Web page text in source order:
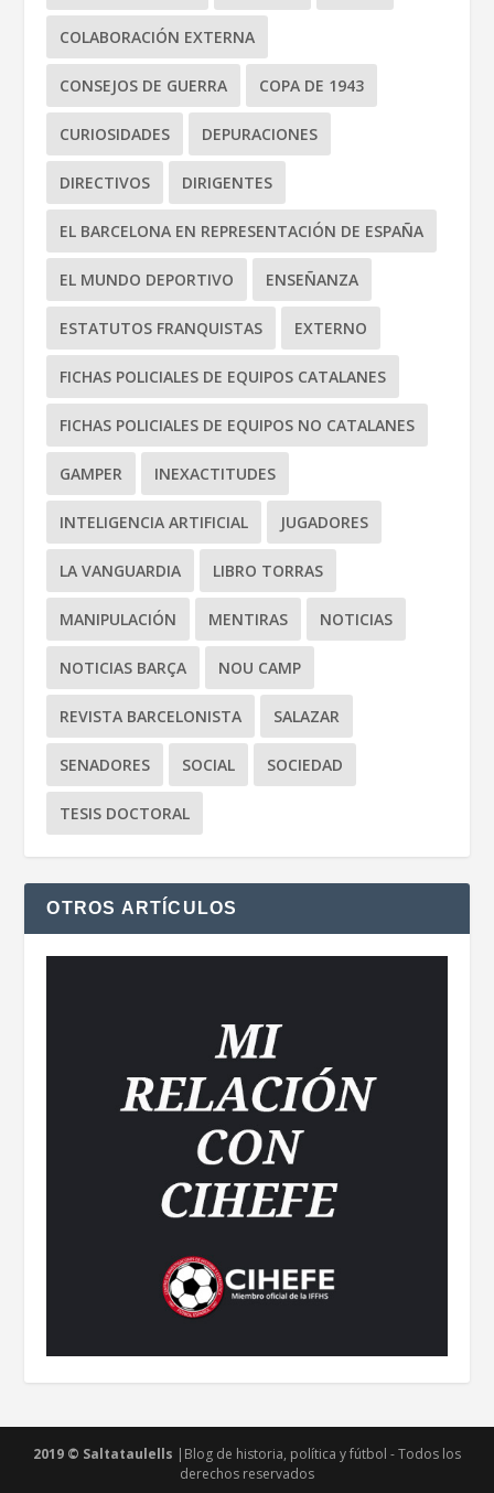
COLABORACIÓN EXTERNA
CONSEJOS DE GUERRA COPA DE 1943
CURIOSIDADES DEPURACIONES
DIRECTIVOS DIRIGENTES
EL BARCELONA EN REPRESENTACIÓN DE ESPAÑA
EL MUNDO DEPORTIVO ENSEÑANZA
ESTATUTOS FRANQUISTAS EXTERNO
FICHAS POLICIALES DE EQUIPOS CATALANES
FICHAS POLICIALES DE EQUIPOS NO CATALANES
GAMPER INEXACTITUDES
INTELIGENCIA ARTIFICIAL JUGADORES
LA VANGUARDIA LIBRO TORRAS
MANIPULACIÓN MENTIRAS NOTICIAS
NOTICIAS BARÇA NOU CAMP
REVISTA BARCELONISTA SALAZAR
SENADORES SOCIAL SOCIEDAD
TESIS DOCTORAL
OTROS ARTÍCULOS
2019 © Saltataulells |Blog de historia, política y fútbol - Todos los
derechos reservados